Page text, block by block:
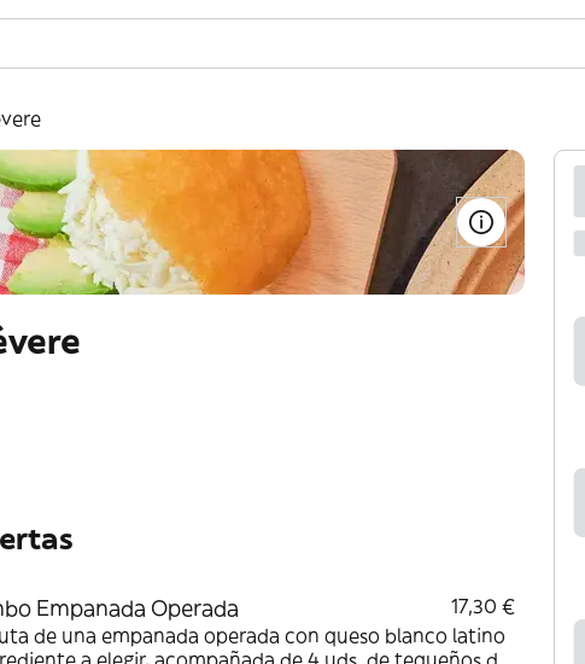
Empanada Operada
17,30 €
de una empanada operada con queso blanco latino
a elegir, acompañada de 4 uds. de tequeños de